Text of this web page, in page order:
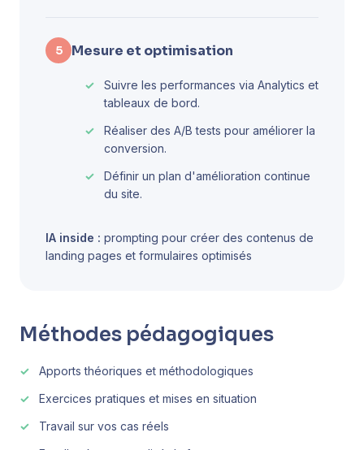
5 Mesure et optimisation
Suivre les performances via Analytics et
tableaux de bord.
Réaliser des A/B tests pour améliorer la
conversion.
Définir un plan d'amélioration continue
du site.
IA inside : prompting pour créer des contenus de
landing pages et formulaires optimisés
Méthodes pédagogiques
Apports théoriques et méthodologiques
Exercices pratiques et mises en situation
Travail sur vos cas réels